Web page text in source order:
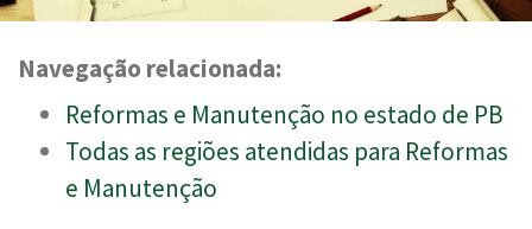
Navegação relacionada:
Reformas e Manutenção no estado de PB
Todas as regiões atendidas para Reformas
e Manutenção